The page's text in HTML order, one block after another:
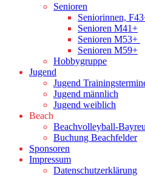
Senioren
Seniorinnen,
Senioren M41+
Senioren M53+
Senioren M59+
Hobbygruppe
Jugend
Jugend
Jugend männlich
Jugend weiblich
Beach
Beachvolleyball-
Buchung Beachfelder
Sponsoren
Impressum
Datenschutzerklärung